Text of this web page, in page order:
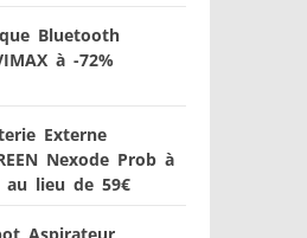
Bluetooth
à -72%
Externe
Nexode Prob à
au lieu de 59€